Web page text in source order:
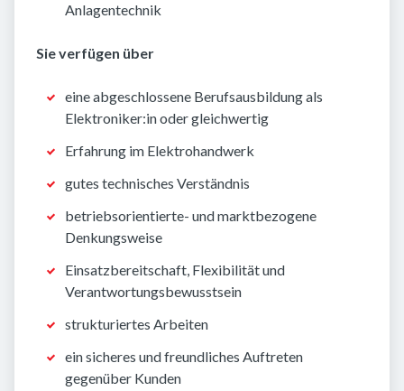
Anlagentechnik
Sie verfügen über
eine abgeschlossene Berufsausbildung als
Elektroniker:in oder gleichwertig
Erfahrung im Elektrohandwerk
gutes technisches Verständnis
betriebsorientierte- und marktbezogene
Denkungsweise
Einsatzbereitschaft, Flexibilität und
Verantwortungsbewusstsein
strukturiertes Arbeiten
ein sicheres und freundliches Auftreten
gegenüber Kunden